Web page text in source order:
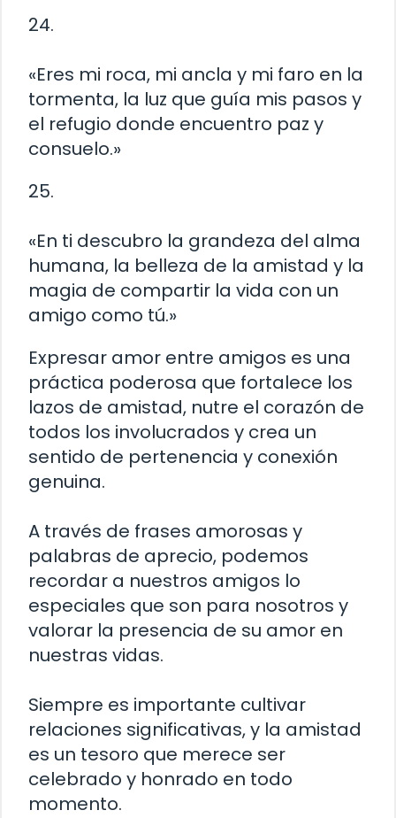
24.
«Eres mi roca, mi ancla y mi faro en la
tormenta, la luz que guía mis pasos y
el refugio donde encuentro paz y
consuelo.»
25.
«En ti descubro la grandeza del alma
humana, la belleza de la amistad y la
magia de compartir la vida con un
amigo como tú.»
Expresar amor entre amigos es una
práctica poderosa que fortalece los
lazos de amistad, nutre el corazón de
todos los involucrados y crea un
sentido de pertenencia y conexión
genuina.
A través de frases amorosas y
palabras de aprecio, podemos
recordar a nuestros amigos lo
especiales que son para nosotros y
valorar la presencia de su amor en
nuestras vidas.
Siempre es importante cultivar
relaciones significativas, y la amistad
es un tesoro que merece ser
celebrado y honrado en todo
momento.